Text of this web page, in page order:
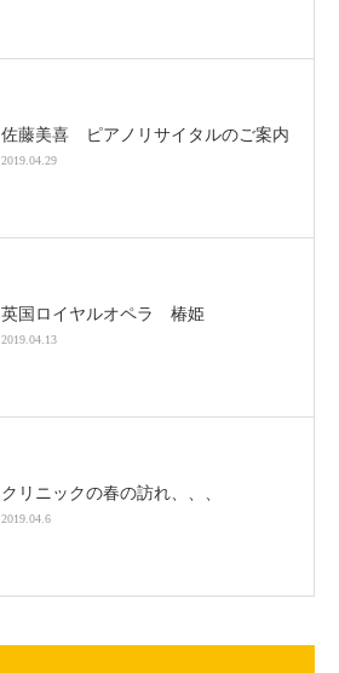
佐藤美喜 ピアノリサイタルのご案内
2019.04.29
英国ロイヤルオペラ 椿姫
2019.04.13
クリニックの春の訪れ、、、
2019.04.6